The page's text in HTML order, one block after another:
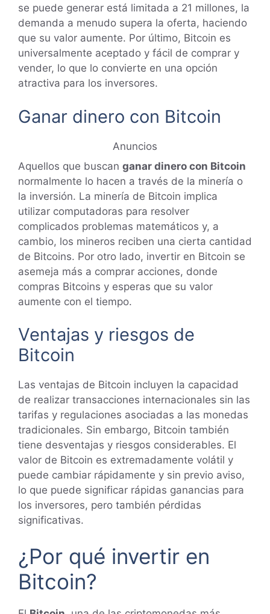
se puede generar está limitada a 21 millones, la
demanda a menudo supera la oferta, haciendo
que su valor aumente. Por último, Bitcoin es
universalmente aceptado y fácil de comprar y
vender, lo que lo convierte en una opción
atractiva para los inversores.
Ganar dinero con Bitcoin
Anuncios
Aquellos que buscan ganar dinero con Bitcoin
normalmente lo hacen a través de la minería o
la inversión. La minería de Bitcoin implica
utilizar computadoras para resolver
complicados problemas matemáticos y, a
cambio, los mineros reciben una cierta cantidad
de Bitcoins. Por otro lado, invertir en Bitcoin se
asemeja más a comprar acciones, donde
compras Bitcoins y esperas que su valor
aumente con el tiempo.
Ventajas y riesgos de
Bitcoin
Las ventajas de Bitcoin incluyen la capacidad
de realizar transacciones internacionales sin las
tarifas y regulaciones asociadas a las monedas
tradicionales. Sin embargo, Bitcoin también
tiene desventajas y riesgos considerables. El
valor de Bitcoin es extremadamente volátil y
puede cambiar rápidamente y sin previo aviso,
lo que puede significar rápidas ganancias para
los inversores, pero también pérdidas
significativas.
¿Por qué invertir en
Bitcoin?